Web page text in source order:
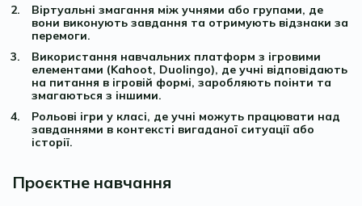
Віртуальні змагання між учнями або групами, де
вони виконують завдання та отримують відзнаки за
перемоги.
Використання навчальних платформ з ігровими
елементами (Kahoot, Duolingo), де учні відповідають
на питання в ігровій формі, заробляють поінти та
змагаються з іншими.
Рольові ігри у класі, де учні можуть працювати над
завданнями в контексті вигаданої ситуації або
історії.
Проєктне навчання